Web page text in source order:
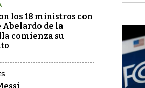
los 18 ministros con
Abelardo de la
comienza su